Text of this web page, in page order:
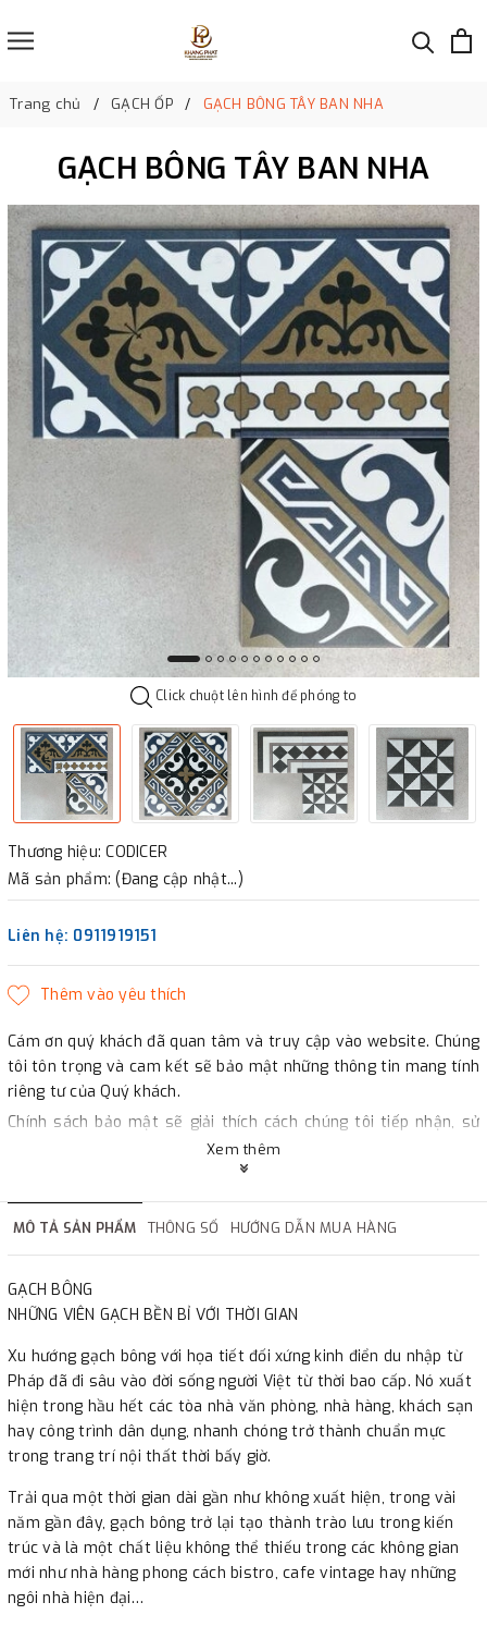
Trang chủ GẠCH ỐP GẠCH BÔNG TÂY BAN NHA
GẠCH BÔNG TÂY BAN NHA
Click chuột lên hình để phóng to
Thương hiệu: CODICER
Mã sản phẩm: (Đang cập nhật...)
Liên hệ: 0911919151
Cám ơn quý khách đã quan tâm và truy cập vào website. Chúng
tôi tôn trọng và cam kết sẽ bảo mật những thông tin mang tính
riêng tư của Quý khách.
Chính sách bảo mật sẽ giải thích cách chúng tôi tiếp nhận, sử
dụng và (trong trường hợp nào đó) tiết lộ thông tin cá nhân của
Bảo vệ dữ liệu cá nhân và gây dựng được niềm tin cho quý
khách là vấn đề rất quan trọng với chúng tôi. Vì vậy, chúng tôi
sẽ dùng tên và các thông tin khác liên quan đến quý khách tuân
thủ theo nội dung của Chính sách bảo mật. Chúng tôi chỉ thu
thập những thông tin cần thiết liên quan đến giao dịch mua bán.
pháp quy định hoặc cho mục đích nào đó. Quý khách có thể truy
cập vào website và trình duyệt mà không cần phải cung cấp chi
tiết cá nhân. Lúc đó, Quý khách đang ẩn danh và chúng tôi
không thể biết bạn là ai nếu Quý khách không đăng nhập vào tài
khoản của mình.
1. Thu thập thông tin cá nhân
- Chúng tôi thu thập, lưu trữ và xử lý thông tin của bạn cho quá
trình mua hàng và cho những thông báo sau này liên quan đến
đơn hàng, và để cung cấp dịch vụ, bao gồm một số thông tin cá
nhân: danh hiệu, tên, giới tính, ngày sinh, email, địa chỉ, địa chỉ
Xem thêm
MÔ TẢ SẢN PHẨM THÔNG SỐ HƯỚNG DẪN MUA HÀNG
GẠCH BÔNG
NHỮNG VIÊN GẠCH BỀN BỈ VỚI THỜI GIAN
Xu hướng gạch bông với họa tiết đối xứng kinh điển du nhập từ
Pháp đã đi sâu vào đời sống người Việt từ thời bao cấp. Nó xuất
hiện trong hầu hết các tòa nhà văn phòng, nhà hàng, khách sạn
hay công trình dân dụng, nhanh chóng trở thành chuẩn mực
trong trang trí nội thất thời bấy giờ.
Trải qua một thời gian dài gần như không xuất hiện, trong vài
năm gần đây, gạch bông trở lại tạo thành trào lưu trong kiến
trúc và là một chất liệu không thể thiếu trong các không gian
mới như nhà hàng phong cách bistro, cafe vintage hay những
ngôi nhà hiện đại…